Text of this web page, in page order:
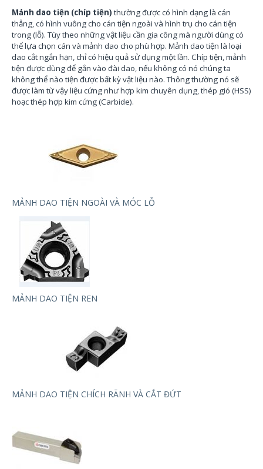
Mảnh dao tiện (chíp tiện) thường được có hình dạng là cán
thẳng, có hình vuông cho cán tiện ngoài và hình trụ cho cán tiện
trong (lỗ). Tùy theo những vật liệu cần gia công mà người dùng có
thể lựa chọn cán và mảnh dao cho phù hợp. Mảnh dao tiện là loại
dao cắt ngắn hạn, chỉ có hiệu quả sử dụng một lần. Chíp tiện, mảnh
tiện được dùng để gắn vào đài dao, nếu không có nó chúng ta
không thể nào tiện được bất kỳ vật liệu nào. Thông thường nó sẽ
được làm từ vậy liệu cứng như hợp kim chuyên dụng, thép gió (HSS)
hoạc thép hợp kim cứng (Carbide).
MẢNH DAO TIỆN NGOÀI VÀ MÓC LỖ
MẢNH DAO TIỆN REN
MẢNH DAO TIỆN CHÍCH RÃNH VÀ CẮT ĐỨT